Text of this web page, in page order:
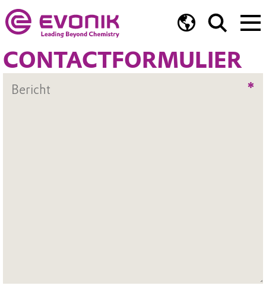
CONTACTFORMULIER
*